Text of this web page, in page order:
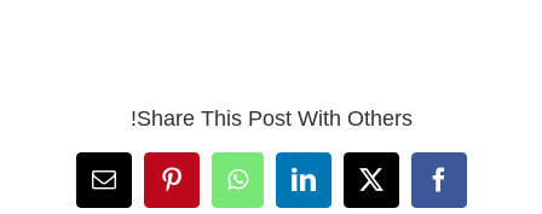
Share This Post With Others!
Facebook
X
LinkedIn
WhatsApp
Pinterest
Email